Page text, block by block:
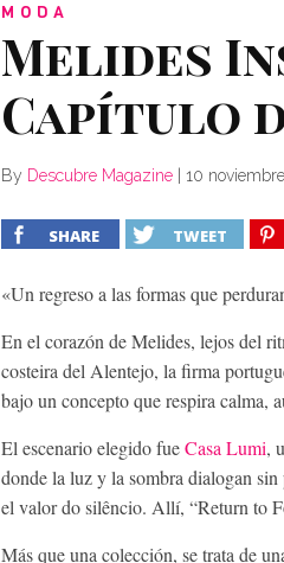
MODA
Melides
Capítulo
By Descubre Magazine 10
SHARE TWEET
«Un regreso a las formas que
En el corazón de Melides, lejos del
costeira del Alentejo, la firma
bajo un concepto que respira calma,
El escenario elegido fueCasa Lumi,
donde la luz y la sombra dialogan
el valor do silêncio. Allí, “Return to
Más que una colección, se trata de